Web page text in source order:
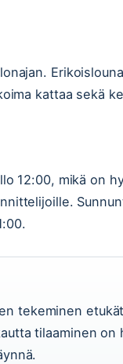
kattaa sekä
12:00, mikä on
tekeminen
tilaaminen on